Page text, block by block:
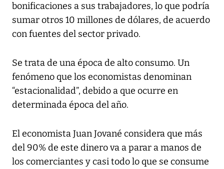
bonificaciones a sus trabajadores, lo que podría
sumar otros 10 millones de dólares, de acuerdo
con fuentes del sector privado.
Se trata de una época de alto consumo. Un
fenómeno que los economistas denominan
“estacionalidad”, debido a que ocurre en
determinada época del año.
El economista Juan Jované considera que más
del 90% de este dinero va a parar a manos de
los comerciantes y casi todo lo que se consume